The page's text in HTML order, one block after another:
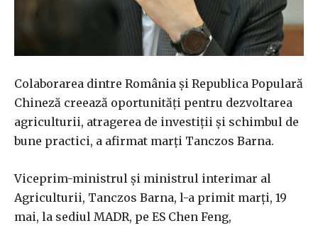
Colaborarea dintre România şi Republica Populară
Chineză creează oportunităţi pentru dezvoltarea
agriculturii, atragerea de investiţii şi schimbul de
bune practici, a afirmat marţi Tanczos Barna.
Viceprim-ministrul şi ministrul interimar al
Agriculturii, Tanczos Barna, l-a primit marţi, 19
mai, la sediul MADR, pe ES Chen Feng,